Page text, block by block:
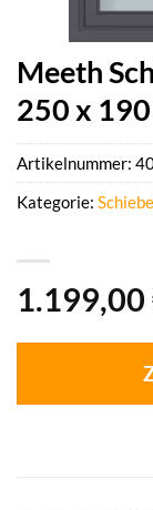
Meeth
250 x
1.199,00
Artikelnummer:
Kategorie: